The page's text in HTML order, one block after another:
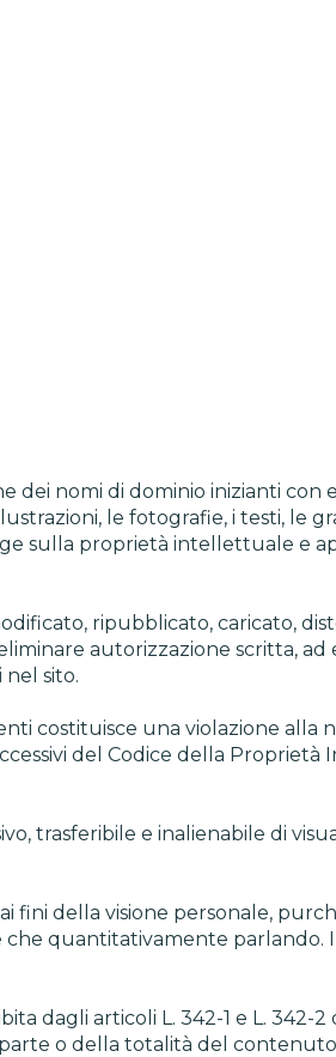
nomi di dominio inizianti con
le fotografie, i testi, le
sulla proprietà intellettuale e
ripubblicato, caricato,
autorizzazione scritta,
sito.
costituisce una violazione alla
del Codice della Proprietà
trasferibile e inalienabile di
della visione personale,
quantitativamente parlando.
dagli articoli L. 342-1 e L. 342-
o della totalità del